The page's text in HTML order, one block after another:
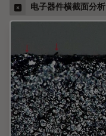
电子器件横截面分析